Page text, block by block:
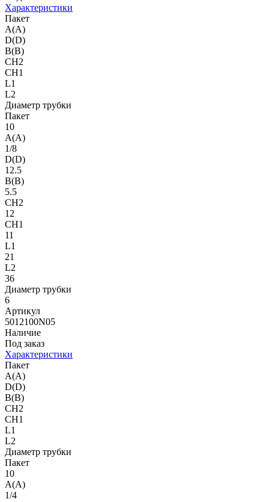
Характеристики
Пакет
A(A)
D(D)
B(B)
CH2
CH1
L1
L2
Диаметр трубки
Пакет
10
A(A)
1/8
D(D)
12.5
B(B)
5.5
CH2
12
CH1
11
L1
21
L2
36
Диаметр трубки
6
Артикул
5012100N05
Наличие
Под заказ
Характеристики
Пакет
A(A)
D(D)
B(B)
CH2
CH1
L1
L2
Диаметр трубки
Пакет
10
A(A)
1/4